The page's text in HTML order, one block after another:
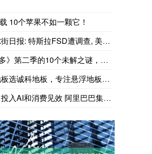
全管理局（NHTSA）通报：克莱斯勒（
10个苹果不如一颗它！
报: 特斯拉FSD遭调查, 美监管机构
季的10个未解之谜，这些角色的结
地板，专注悬浮地板，品质卓越助力体
和消费见效 阿里巴巴集团收入增长1